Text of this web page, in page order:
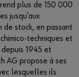
plus de 150 000
jusqu'aux
de stock, en passant
techniques et
depuis 1945 et
AG propose à ses
lesquelles ils